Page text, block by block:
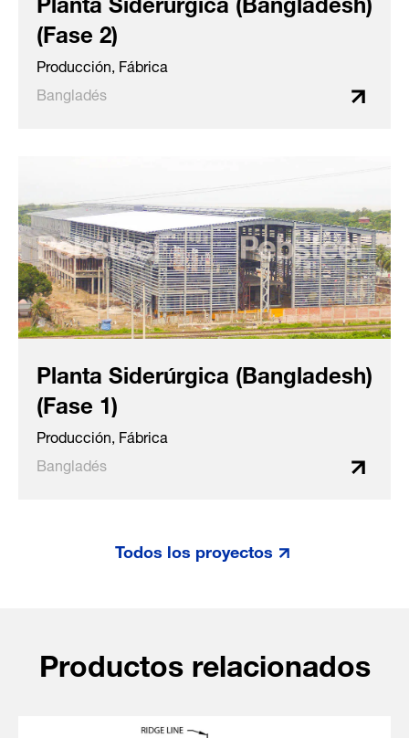
(Fase 2)
Producción, Fábrica
Bangladés
Planta Siderúrgica (Bangladesh)
(Fase 1)
Producción, Fábrica
Bangladés
Todos los proyectos
Productos relacionados